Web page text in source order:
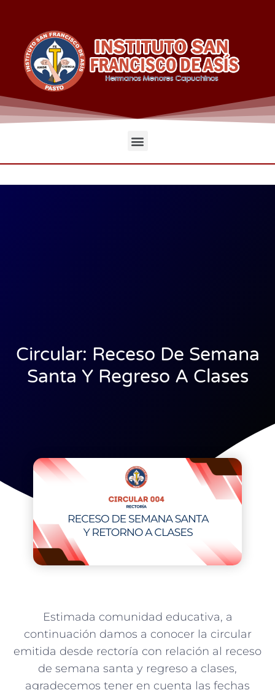
Circular: Receso De Semana
Santa Y Regreso A Clases
Estimada comunidad educativa, a
continuación damos a conocer la circular
emitida desde rectoría con relación al receso
de semana santa y regreso a clases,
agradecemos tener en cuenta las fechas